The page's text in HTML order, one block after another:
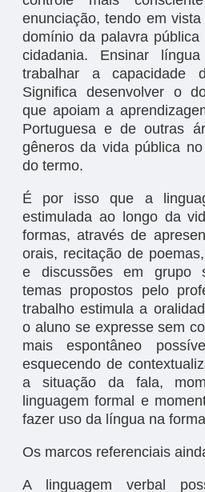
enunciação, tendo em
domínio da palavra
cidadania. Ensinar
trabalhar a capacidade
Significa desenvolver o
que apoiam a
Portuguesa e de outras
gêneros da vida pública
do termo.
É por isso que a
estimulada ao longo da
formas, através de
orais, recitação de
e discussões em grupo
temas propostos pelo
trabalho estimula a
o aluno se expresse sem
mais espontâneo
esquecendo de
a situação da fala,
linguagem formal e
fazer uso da língua na
Os marcos referenciais
A linguagem verbal